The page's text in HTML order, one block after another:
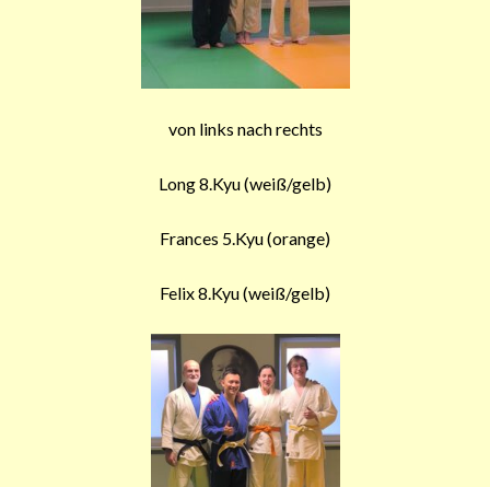
von links nach rechts
Long 8.Kyu (weiß/gelb)
Frances 5.Kyu (orange)
Felix 8.Kyu (weiß/gelb)